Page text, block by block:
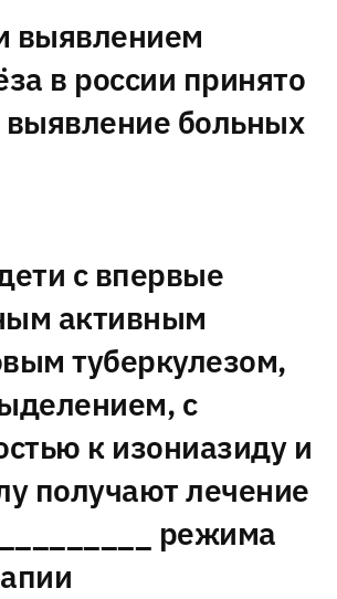
выявлением
в россии принято
выявление больных
с впервые
активным
туберкулезом,
с
к изониазиду и
получают лечение
режима